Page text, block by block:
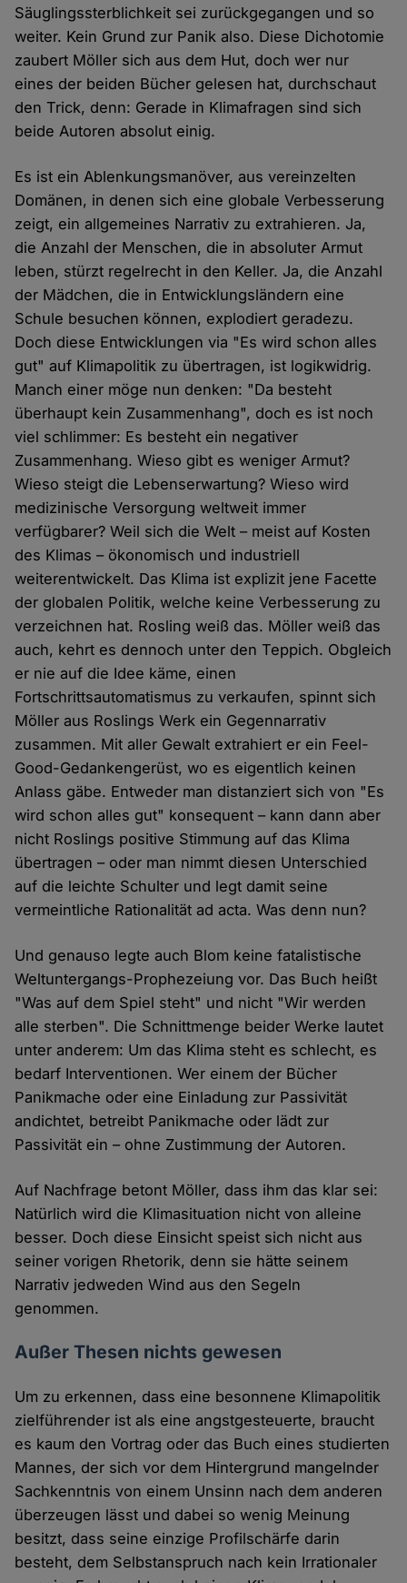
Säuglingssterblichkeit sei zurückgegangen und so
weiter. Kein Grund zur Panik also. Diese Dichotomie
zaubert Möller sich aus dem Hut, doch wer nur
eines der beiden Bücher gelesen hat, durchschaut
den Trick, denn: Gerade in Klimafragen sind sich
beide Autoren absolut einig.
Es ist ein Ablenkungsmanöver, aus vereinzelten
Domänen, in denen sich eine globale Verbesserung
zeigt, ein allgemeines Narrativ zu extrahieren. Ja,
die Anzahl der Menschen, die in absoluter Armut
leben, stürzt regelrecht in den Keller. Ja, die Anzahl
der Mädchen, die in Entwicklungsländern eine
Schule besuchen können, explodiert geradezu.
Doch diese Entwicklungen via "Es wird schon alles
gut" auf Klimapolitik zu übertragen, ist logikwidrig.
Manch einer möge nun denken: "Da besteht
überhaupt kein Zusammenhang", doch es ist noch
viel schlimmer: Es besteht ein negativer
Zusammenhang. Wieso gibt es weniger Armut?
Wieso steigt die Lebenserwartung? Wieso wird
medizinische Versorgung weltweit immer
verfügbarer? Weil sich die Welt – meist auf Kosten
des Klimas – ökonomisch und industriell
weiterentwickelt. Das Klima ist explizit jene Facette
der globalen Politik, welche keine Verbesserung zu
verzeichnen hat. Rosling weiß das. Möller weiß das
auch, kehrt es dennoch unter den Teppich. Obgleich
er nie auf die Idee käme, einen
Fortschrittsautomatismus zu verkaufen, spinnt sich
Möller aus Roslings Werk ein Gegennarrativ
zusammen. Mit aller Gewalt extrahiert er ein Feel-
Good-Gedankengerüst, wo es eigentlich keinen
Anlass gäbe. Entweder man distanziert sich von "Es
wird schon alles gut" konsequent – kann dann aber
nicht Roslings positive Stimmung auf das Klima
übertragen – oder man nimmt diesen Unterschied
auf die leichte Schulter und legt damit seine
vermeintliche Rationalität ad acta. Was denn nun?
Und genauso legte auch Blom keine fatalistische
Weltuntergangs-Prophezeiung vor. Das Buch heißt
"Was auf dem Spiel steht" und nicht "Wir werden
alle sterben". Die Schnittmenge beider Werke lautet
unter anderem: Um das Klima steht es schlecht, es
bedarf Interventionen. Wer einem der Bücher
Panikmache oder eine Einladung zur Passivität
andichtet, betreibt Panikmache oder lädt zur
Passivität ein – ohne Zustimmung der Autoren.
Auf Nachfrage betont Möller, dass ihm das klar sei:
Natürlich wird die Klimasituation nicht von alleine
besser. Doch diese Einsicht speist sich nicht aus
seiner vorigen Rhetorik, denn sie hätte seinem
Narrativ jedweden Wind aus den Segeln
genommen.
Außer Thesen nichts gewesen
Um zu erkennen, dass eine besonnene Klimapolitik
zielführender ist als eine angstgesteuerte, braucht
es kaum den Vortrag oder das Buch eines studierten
Mannes, der sich vor dem Hintergrund mangelnder
Sachkenntnis von einem Unsinn nach dem anderen
überzeugen lässt und dabei so wenig Meinung
besitzt, dass seine einzige Profilschärfe darin
besteht, dem Selbstanspruch nach kein Irrationaler